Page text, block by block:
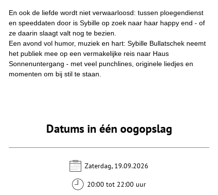
En ook de liefde wordt niet verwaarloosd: tussen ploegendienst
en speeddaten door is Sybille op zoek naar haar happy end - of
ze daarin slaagt valt nog te bezien.
Een avond vol humor, muziek en hart: Sybille Bullatschek neemt
het publiek mee op een vermakelijke reis naar Haus
Sonnenuntergang - met veel punchlines, originele liedjes en
momenten om bij stil te staan.
Datums in één oogopslag
Zaterdag, 19.09.2026
20:00 tot 22:00 uur